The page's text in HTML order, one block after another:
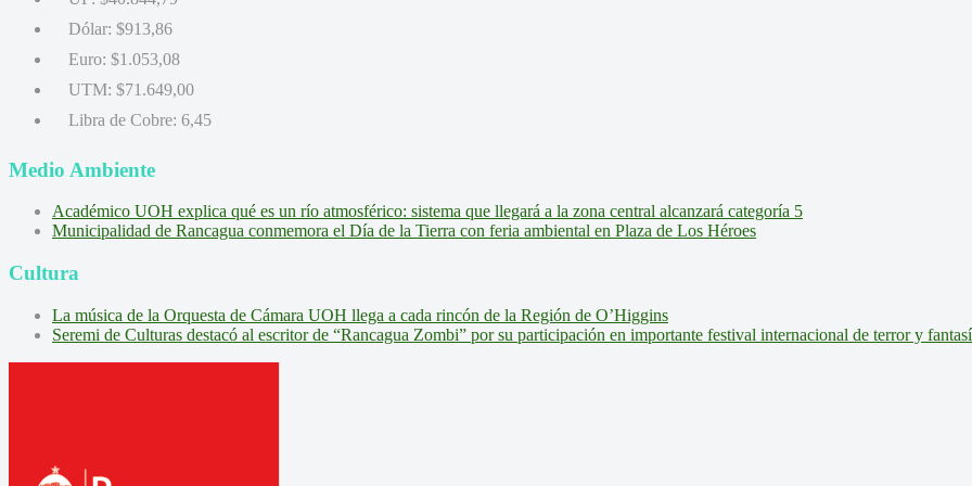
Dólar: $913,86
Euro: $1.053,08
UTM: $71.649,00
Libra de Cobre: 6,45
Medio Ambiente
Académico UOH explica qué es un río atmosférico: sistema que llegará a la zona central alcanzará categoría 5
Municipalidad de Rancagua conmemora el Día de la Tierra con feria ambiental en Plaza de Los Héroes
Cultura
La música de la Orquesta de Cámara UOH llega a cada rincón de la Región de O’Higgins
Seremi de Culturas destacó al escritor de “Rancagua Zombi” por su participación en importante festival internacional de terror y